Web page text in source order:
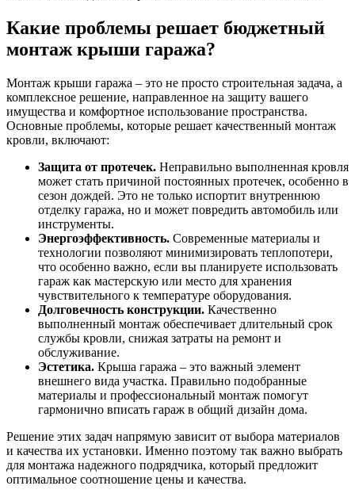
Какие проблемы решает бюджетный
монтаж крыши гаража?
Монтаж крыши гаража – это не просто строительная задача, а
комплексное решение, направленное на защиту вашего
имущества и комфортное использование пространства.
Основные проблемы, которые решает качественный монтаж
кровли, включают:
Защита от протечек. Неправильно выполненная кровля
может стать причиной постоянных протечек, особенно в
сезон дождей. Это не только испортит внутреннюю
отделку гаража, но и может повредить автомобиль или
инструменты.
Энергоэффективность. Современные материалы и
технологии позволяют минимизировать теплопотери,
что особенно важно, если вы планируете использовать
гараж как мастерскую или место для хранения
чувствительного к температуре оборудования.
Долговечность конструкции. Качественно
выполненный монтаж обеспечивает длительный срок
службы кровли, снижая затраты на ремонт и
обслуживание.
Эстетика. Крыша гаража – это важный элемент
внешнего вида участка. Правильно подобранные
материалы и профессиональный монтаж помогут
гармонично вписать гараж в общий дизайн дома.
Решение этих задач напрямую зависит от выбора материалов
и качества их установки. Именно поэтому так важно выбрать
для монтажа надежного подрядчика, который предложит
оптимальное соотношение цены и качества.